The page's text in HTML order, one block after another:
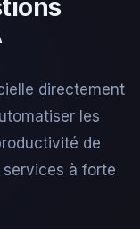
directement
les
de
à forte